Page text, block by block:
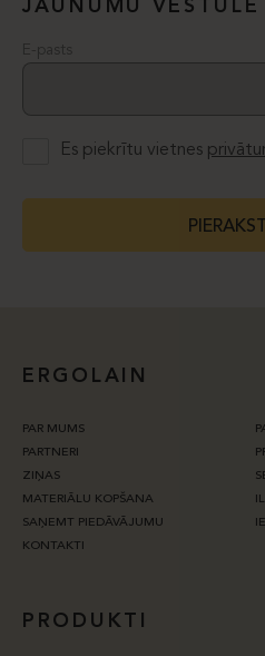
JAUNUMU VĒSTULE
E-pasts
Es piekrītu vietnes
ERGOLAIN
PAR MUMS
PARTNERI
ZIŅAS
MATERIĀLU KOPŠANA
SAŅEMT PIEDĀVĀJUMU
KONTAKTI
PRODUKTI